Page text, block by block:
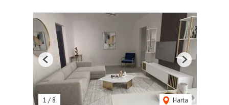
1 / 8 Harta
Previous Next